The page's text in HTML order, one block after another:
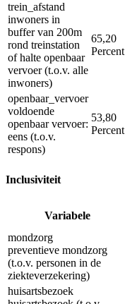
trein_afstand
inwoners in
buffer van 200m
rond treinstation
of halte openbaar
vervoer (t.o.v. alle
inwoners)
65,20
Percent
openbaar_vervoer
voldoende
openbaar vervoer:
eens (t.o.v.
respons)
53,80
Percent
Inclusiviteit
Variabele
mondzorg
preventieve mondzorg
(t.o.v. personen in de
ziekteverzekering)
huisartsbezoek